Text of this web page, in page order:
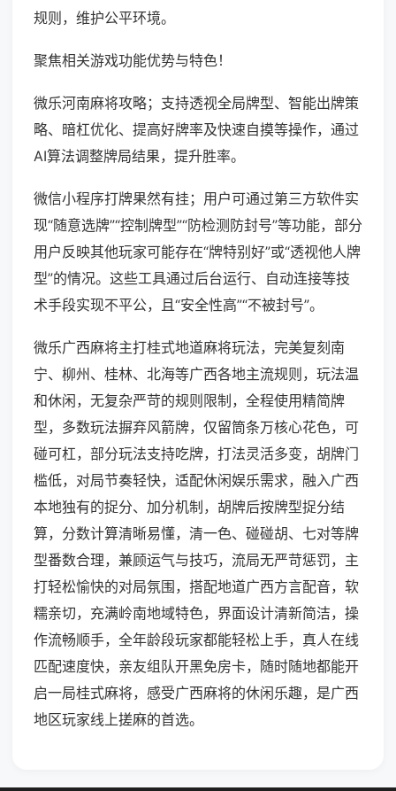
规则，维护公平环境。
聚焦相关游戏功能优势与特色！
微乐河南麻将攻略；支持透视全局牌型、智能出牌策
略、暗杠优化、提高好牌率及快速自摸等操作，通过
AI算法调整牌局结果，提升胜率。
微信小程序打牌果然有挂；用户可通过第三方软件实
现“随意选牌”“控制牌型”“防检测防封号”等功能，部分
用户反映其他玩家可能存在“牌特别好”或“透视他人牌
型”的情况。这些工具通过后台运行、自动连接等技
术手段实现不平公，且“安全性高”“不被封号”。
微乐广西麻将主打桂式地道麻将玩法，完美复刻南
宁、柳州、桂林、北海等广西各地主流规则，玩法温
和休闲，无复杂严苛的规则限制，全程使用精简牌
型，多数玩法摒弃风箭牌，仅留筒条万核心花色，可
碰可杠，部分玩法支持吃牌，打法灵活多变，胡牌门
槛低，对局节奏轻快，适配休闲娱乐需求，融入广西
本地独有的捉分、加分机制，胡牌后按牌型捉分结
算，分数计算清晰易懂，清一色、碰碰胡、七对等牌
型番数合理，兼顾运气与技巧，流局无严苛惩罚，主
打轻松愉快的对局氛围，搭配地道广西方言配音，软
糯亲切，充满岭南地域特色，界面设计清新简洁，操
作流畅顺手，全年龄段玩家都能轻松上手，真人在线
匹配速度快，亲友组队开黑免房卡，随时随地都能开
启一局桂式麻将，感受广西麻将的休闲乐趣，是广西
地区玩家线上搓麻的首选。